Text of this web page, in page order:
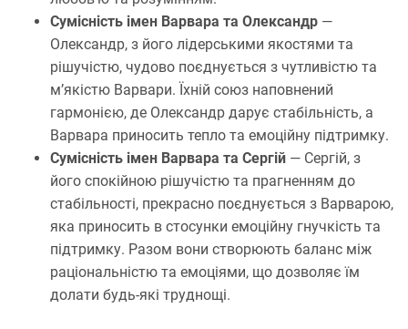
Сумісність імен Варвара та Олександр —
Олександр, з його лідерськими якостями та
рішучістю, чудово поєднується з чутливістю та
м’якістю Варвари. Їхній союз наповнений
гармонією, де Олександр дарує стабільність, а
Варвара приносить тепло та емоційну підтримку.
Сумісність імен Варвара та Сергій — Сергій, з
його спокійною рішучістю та прагненням до
стабільності, прекрасно поєднується з Варварою,
яка приносить в стосунки емоційну гнучкість та
підтримку. Разом вони створюють баланс між
раціональністю та емоціями, що дозволяє їм
долати будь-які труднощі.